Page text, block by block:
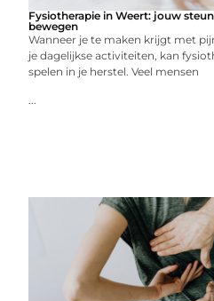
Fysiotherapie in Weert: jouw
bewegen
Wanneer je te maken krijgt met
je dagelijkse activiteiten, kan
spelen in je herstel. Veel mensen
...